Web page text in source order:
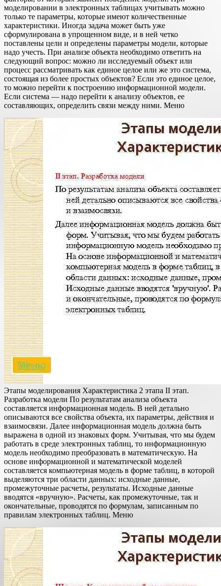
моделировании в электронных таблицах учитывать можно
только те параметры, которые имеют количественные
характеристики. Иногда задача может быть уже
сформулирована в упрощенном виде, и в ней четко
поставлены цели и определены параметры модели, которые
надо учесть. При анализе объекта необходимо ответить на
следующий вопрос: можно ли исследуемый объект или
процесс рассматривать как единое целое или же это система,
состоящая из более простых объектов? Если это единое целое,
то можно перейти к построению информационной модели.
Если система — надо перейти к анализу объектов, ее
составляющих, определить связи между ними. Меню
Этапы моделирования Характеристика 2 этапа II этап.
Разработка модели По результатам анализа объекта
составляется информационная модель. В ней детально
описываются все свойства объекта, их параметры, действия и
взаимосвязи. Далее информационная модель должна быть
выражена в одной из знаковых форм. Учитывая, что мы будем
работать в среде электронных таблиц, то информационную
модель необходимо преобразовать в математическую. На
основе информационной и математической моделей
составляется компьютерная модель в форме таблиц, в которой
выделяются три области данных: исходные данные,
промежуточные расчеты, результаты. Исходные данные
вводятся «вручную». Расчеты, как промежуточные, так и
окончательные, проводятся по формулам, записанным по
правилам электронных таблиц. Меню